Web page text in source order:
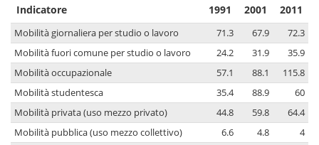
Indicatore 1991 2001 2011
Mobilità giornaliera per studio o lavoro 71.3 67.9
72.3
Mobilità fuori comune per studio o lavoro
24.2 31.9
35.9
Mobilità occupazionale
57.1 88.1
115.8
Mobilità studentesca
35.4 88.9
60
Mobilità privata (uso mezzo privato)
44.8 59.8
64.4
Mobilità pubblica (uso mezzo collettivo)
6.6 4.8
4